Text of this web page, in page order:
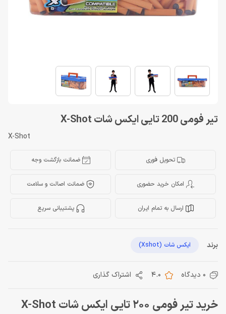
تیر فومی 200 تایی ایکس شات X-Shot
X-Shot
تحویل فوری ضمانت بازگشت وجه
امکان خرید حضوری ضمانت اصالت و سلامت
ارسال به تمام ایران پشتیبانی سریع
برند ایکس شات (Xshot)
0 دیدگاه 4.0 اشتراک گذاری
خرید تیر فومی 200 تایی ایکس شات X-Shot